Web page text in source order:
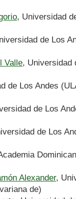
, Universidad
de Los
Valle, Universidad
de Los Andes
de Los
de Los
Alexander,
de)